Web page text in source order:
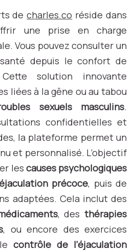
decharles.co réside dans
une prise en charge
Vous pouvez consulter un
depuis le confort de
solution innovante
liées à la gêne ou au tabou
sexuels masculins.
confidentielles et
la plateforme permet un
et personnalisé. L’objectif
les causes psychologiques
précoce, puis de
adaptées. Cela inclut des
, des thérapies
, ou encore des exercices
contrôle de l’éjaculation